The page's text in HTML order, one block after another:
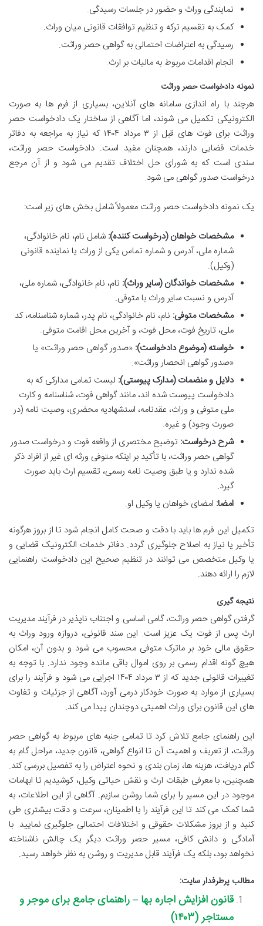
نمایندگی وراث و حضور در جلسات رسیدگی.
کمک به تقسیم ترکه و تنظیم توافقات قانونی میان وراث.
رسیدگی به اعتراضات احتمالی به گواهی حصر وراثت.
انجام اقدامات مربوط به مالیات بر ارث.
نمونه دادخواست حصر وراثت
هرچند با راه اندازی سامانه های آنلاین، بسیاری از فرم ها به صورت
الکترونیکی تکمیل می شوند، اما آگاهی از ساختار یک دادخواست حصر
وراثت برای فوت های قبل از ۳ مرداد ۱۴۰۴ که نیاز به مراجعه به دفاتر
خدمات قضایی دارند، همچنان مفید است. دادخواست حصر وراثت،
سندی است که به شورای حل اختلاف تقدیم می شود و از آن مرجع
درخواست صدور گواهی می شود.
یک نمونه دادخواست حصر وراثت معمولاً شامل بخش های زیر است:
مشخصات خواهان (درخواست کننده): شامل نام، نام خانوادگی،
شماره ملی، آدرس و شماره تماس یکی از وراث یا نماینده قانونی
(وکیل).
مشخصات خواندگان (سایر وراث): نام، نام خانوادگی، شماره ملی،
آدرس و نسبت سایر وراث با متوفی.
مشخصات متوفی: نام، نام خانوادگی، نام پدر، شماره شناسنامه، کد
ملی، تاریخ فوت، محل فوت، و آخرین محل اقامت متوفی.
خواسته (موضوع دادخواست): «صدور گواهی حصر وراثت» یا
«صدور گواهی انحصار وراثت».
دلایل و منضمات (مدارک پیوستی): لیست تمامی مدارکی که به
دادخواست پیوست شده اند، مانند گواهی فوت، شناسنامه و کارت
ملی متوفی و وراث، عقدنامه، استشهادیه محضری، وصیت نامه (در
صورت وجود) و غیره.
شرح درخواست: توضیح مختصری از واقعه فوت و درخواست صدور
گواهی حصر وراثت، با تأکید بر اینکه متوفی ورثه ای غیر از افراد ذکر
شده ندارد و یا طبق وصیت نامه رسمی، تقسیم ارث باید صورت
گیرد.
امضا: امضای خواهان یا وکیل او.
تکمیل این فرم ها باید با دقت و صحت کامل انجام شود تا از بروز هرگونه
تأخیر یا نیاز به اصلاح جلوگیری گردد. دفاتر خدمات الکترونیک قضایی و
یا وکیل متخصص می توانند در تنظیم صحیح این دادخواست راهنمایی
لازم را ارائه دهند.
نتیجه گیری
گرفتن گواهی حصر وراثت، گامی اساسی و اجتناب ناپذیر در فرآیند مدیریت
ارث پس از فوت یک عزیز است. این سند قانونی، دروازه ورود وراث به
حقوق مالی خود بر ماترک متوفی محسوب می شود و بدون آن، امکان
هیچ گونه اقدام رسمی بر روی اموال باقی مانده وجود ندارد. با توجه به
تغییرات قانونی جدید که از ۳ مرداد ۱۴۰۴ اجرایی می شود و فرآیند را برای
بسیاری از موارد به صورت خودکار درمی آورد، آگاهی از جزئیات و تفاوت
های این قانون برای وراث اهمیتی دوچندان پیدا می کند.
این راهنمای جامع تلاش کرد تا تمامی جنبه های مربوط به گواهی حصر
وراثت، از تعریف و اهمیت آن تا انواع گواهی، قانون جدید، مراحل گام به
گام دریافت، هزینه ها، زمان بندی و نحوه اعتراض را به تفصیل بررسی کند.
همچنین، با معرفی طبقات ارث و نقش حیاتی وکیل، کوشیدیم تا ابهامات
موجود در این مسیر را برای شما روشن سازیم. آگاهی از این اطلاعات، به
شما کمک می کند تا این فرآیند را با اطمینان، سرعت و دقت بیشتری طی
کنید و از بروز مشکلات حقوقی و اختلافات احتمالی جلوگیری نمایید. با
آمادگی و دانش کافی، مسیر حصر وراثت دیگر یک چالش ناشناخته
نخواهد بود، بلکه یک فرآیند قابل مدیریت و روشن به نظر خواهد رسید.
مطالب پرطرفدار سایت:
قانون افزایش اجاره بها – راهنمای جامع برای موجر و
مستاجر (۱۴۰۳)